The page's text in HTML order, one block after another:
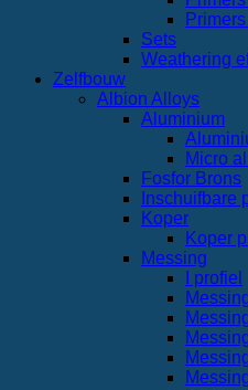
Primers
Sets
Weathering
Zelfbouw
Albion Alloys
Aluminium
Micro
Fosfor Brons
Inschuifbare
Koper
Koper
Messing
I profiel